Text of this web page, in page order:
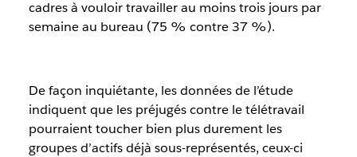
cadres à vouloir travailler au moins trois jours par
semaine au bureau (75 % contre 37 %).
De façon inquiétante, les données de l’étude
indiquent que les préjugés contre le télétravail
pourraient toucher bien plus durement les
groupes d’actifs déjà sous-représentés, ceux-ci